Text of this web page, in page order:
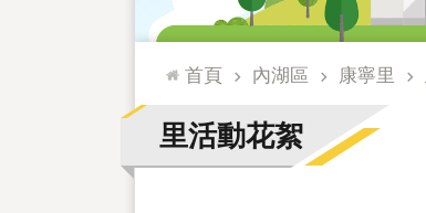
::: 首頁 內湖區 康寧里
里活動花絮